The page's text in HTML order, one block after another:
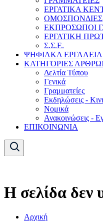
ΕΡΓΑΤΙΚΑ
ΟΜΟΣΠΟΝΔΙΕΣ
ΕΚΠΡΟΣΩΠΟΙ
ΕΡΓΑΤΙΚΗ
Σ.Σ.Ε.
ΨΗΦΙΑΚΑ ΕΡΓΑΛΕΙΑ
ΚΑΤΗΓΟΡΙΕΣ
Δελτία Τύπου
Γενικά
Γραμματείες
Εκδηλώσεις -
Νομικά
Ανακοινώσεις -
ΕΠΙΚΟΙΝΩΝΙΑ
Η σελίδα δεν
Αρχική